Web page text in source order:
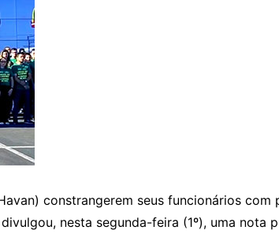
constrangerem seus funcionários
nesta segunda-feira (1º), uma nota